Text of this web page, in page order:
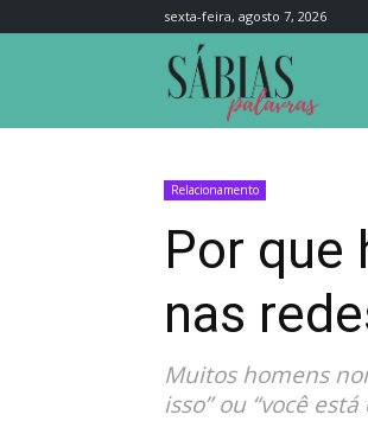
sexta-feira, agosto 7, 2026
Relacionamento
Por que
nas
Muitos homens
isso” ou “você